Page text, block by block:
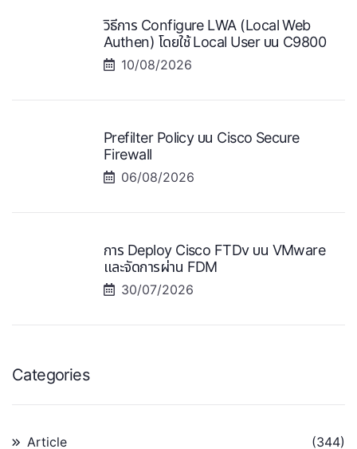
วิธีการ Configure LWA (Local Web
Authen) โดยใช้ Local User บน C9800
10/08/2026
Prefilter Policy บน Cisco Secure
Firewall
06/08/2026
การ Deploy Cisco FTDv บน VMware
และจัดการผ่าน FDM
30/07/2026
Categories
Article (344)